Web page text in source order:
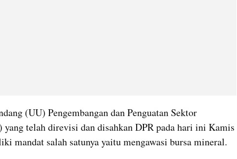
(UU) Pengembangan dan Penguatan Sektor
yang telah direvisi dan disahkan DPR pada hari ini Kamis
mandat salah satunya yaitu mengawasi bursa mineral.